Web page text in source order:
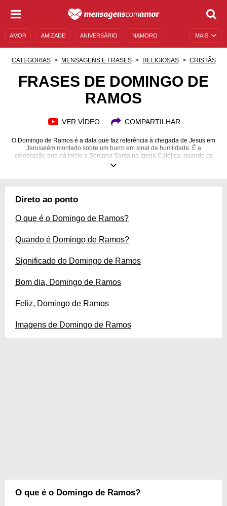
MAIS
AMOR AMIZADE ANIVERSÁRIO NAMORO
MENSAGENS DE ANIVERSÁRIO
CATEGORIAS MENSAGENS E FRASES RELIGIOSAS CRISTÃS
FRASES DE DOMINGO DE
RAMOS
VER VÍDEO COMPARTILHAR
O Domingo de Ramos é a data que faz referência à chegada de Jesus em
Jerusalém montado sobre um burro em sinal de humildade. É a
celebração que dá início a Semana Santa na Igreja Católica, quando os
fiéis vão à missa com ramos em mãos. Nos dias atuais, a comemoração
Direto ao ponto
O que é o Domingo de Ramos?
Quando é Domingo de Ramos?
Significado do Domingo de Ramos
Bom dia, Domingo de Ramos
Feliz, Domingo de Ramos
Imagens de Domingo de Ramos
O que é o Domingo de Ramos?